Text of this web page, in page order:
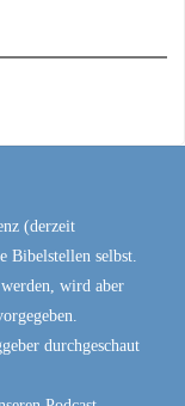
(derzeit
selbst.
wird aber
durchgeschaut